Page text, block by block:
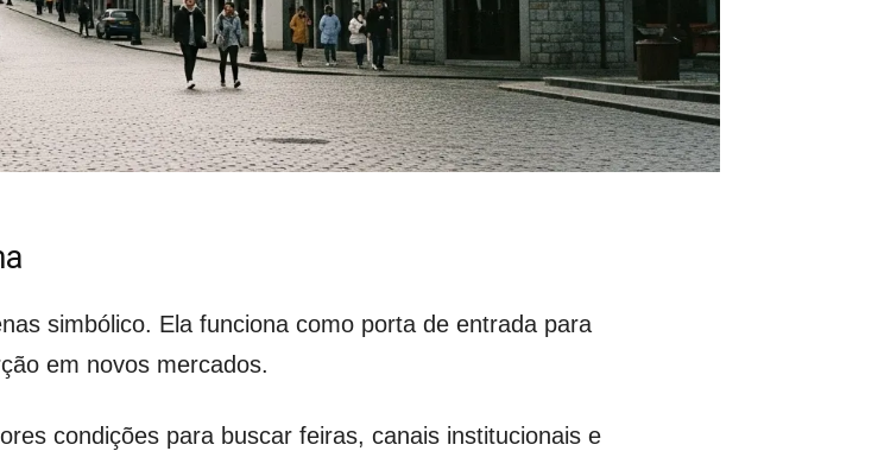
simbólico. Ela funciona como porta de entrada para
em novos mercados.
condições para buscar feiras, canais institucionais e